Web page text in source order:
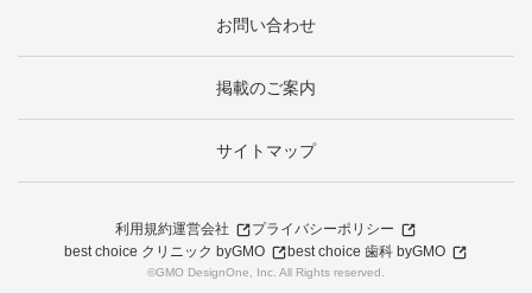
お問い合わせ
掲載のご案内
サイトマップ
利用規約運営会社
プライバシーポリシー
best choice クリニック byGMO
best choice 歯科 byGMO
©GMO DesignOne, Inc. All Rights reserved.